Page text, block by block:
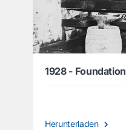
1928 - Foundation
Herunterladen